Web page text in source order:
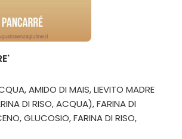
AMIDO DI MAIS, LIEVITO MADRE
DI RISO, ACQUA), FARINA DI
GLUCOSIO, FARINA DI RISO,